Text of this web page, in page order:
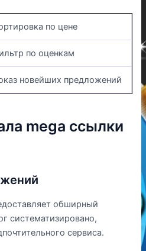
по цене
по оценкам
новейших предложений
mega ссылки
обширный
систематизировано,
сервиса.